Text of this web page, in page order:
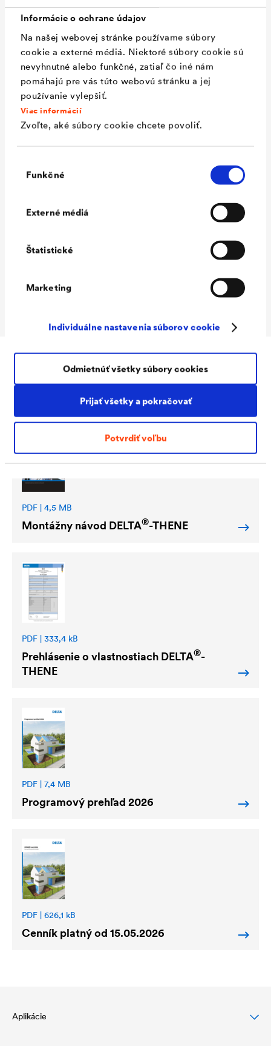
Informácie o ochrane údajov
Na našej webovej stránke používame súbory
cookie a externé médiá. Niektoré súbory cookie sú
nevyhnutné alebo funkčné, zatiaľ čo iné nám
pomáhajú pre vás túto webovú stránku a jej
používanie vylepšiť.
Viac informácií
Zvoľte, aké súbory cookie chcete povoliť.
súhlasu
Funkčné
Externé médiá
Štatistické
Marketing
Individuálne nastavenia súborov cookie
Prijať všetky a pokračovať
Potvrdiť voľbu
Odmietnúť všetky súbory cookies
zložená z kombinácie krížom
laminovanej špeciálnej fólie z
HDPE a lepiacej vrstvy z
bitumenkaučuku.
Hrúbka
Teplotná odolnosť
-30 °C až +80 °C
použitím penetračného náteru
PENETRAČNÝ NÁTER -5°C
EWC Code 1 703 02 asflat, bez
Na stiahnutie
PDF | 4,5 MB
Montážny návod DELTA®-THENE
PDF | 333,4 kB
Prehlásenie o vlastnostiach DELTA®-
THENE
PDF | 7,4 MB
Programový prehľad 2026
PDF | 626,1 kB
Cenník platný od 15.05.2026
Aplikácie